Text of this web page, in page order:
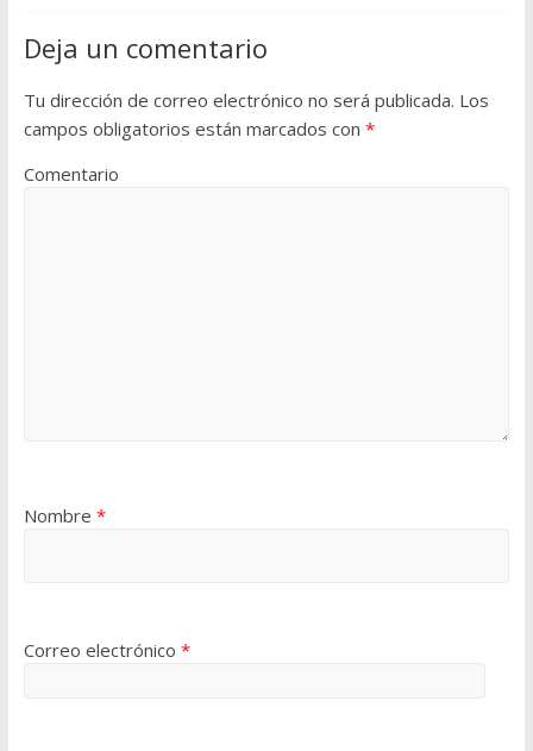
Deja un comentario
Tu dirección de correo electrónico no será publicada. Los
campos obligatorios están marcados con *
Comentario
Nombre *
Correo electrónico *